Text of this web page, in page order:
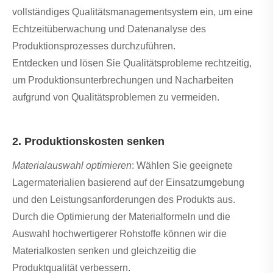
vollständiges Qualitätsmanagementsystem ein, um eine
Echtzeitüberwachung und Datenanalyse des
Produktionsprozesses durchzuführen.
Entdecken und lösen Sie Qualitätsprobleme rechtzeitig,
um Produktionsunterbrechungen und Nacharbeiten
aufgrund von Qualitätsproblemen zu vermeiden.
2. Produktionskosten senken
Materialauswahl optimieren: Wählen Sie geeignete
Lagermaterialien basierend auf der Einsatzumgebung
und den Leistungsanforderungen des Produkts aus.
Durch die Optimierung der Materialformeln und die
Auswahl hochwertigerer Rohstoffe können wir die
Materialkosten senken und gleichzeitig die
Produktqualität verbessern.